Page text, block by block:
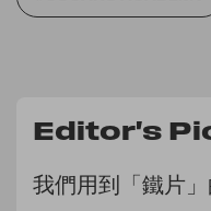
Editor's
我們用到「鐵片